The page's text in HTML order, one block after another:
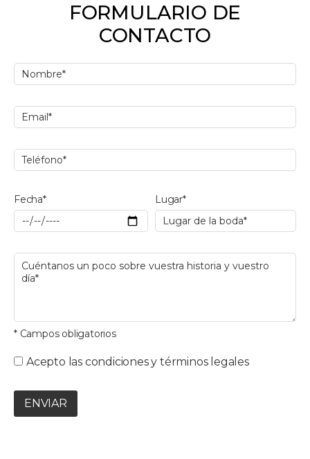
FORMULARIO DE
CONTACTO
Fecha* Lugar*
* Campos obligatorios
Acepto las condiciones y términos legales
ENVIAR